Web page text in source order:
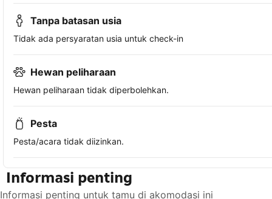
Tanpa batasan usia
Tidak ada persyaratan usia untuk check-in
Hewan peliharaan
Hewan peliharaan tidak diperbolehkan.
Pesta
Pesta/acara tidak diizinkan.
Informasi penting
Informasi penting untuk tamu di akomodasi ini